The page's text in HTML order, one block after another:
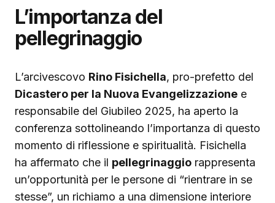
L’importanza del
pellegrinaggio
L’arcivescovo Rino Fisichella, pro-prefetto del
Dicastero per la Nuova Evangelizzazione e
responsabile del Giubileo 2025, ha aperto la
conferenza sottolineando l’importanza di questo
momento di riflessione e spiritualità. Fisichella
ha affermato che il pellegrinaggio rappresenta
un’opportunità per le persone di “rientrare in se
stesse”, un richiamo a una dimensione interiore